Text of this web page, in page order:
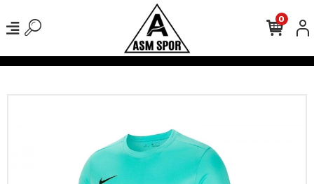
Kargo Ücretsiz! 500 TL Üzeri Tüm Alışverişlerinizde
0